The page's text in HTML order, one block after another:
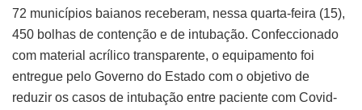
72 municípios baianos receberam, nessa quarta-feira (15),
450 bolhas de contenção e de intubação. Confeccionado
com material acrílico transparente, o equipamento foi
entregue pelo Governo do Estado com o objetivo de
reduzir os casos de intubação entre paciente com Covid-